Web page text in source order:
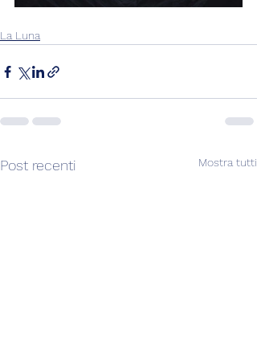
La Luna
Post recenti Mostra tutti